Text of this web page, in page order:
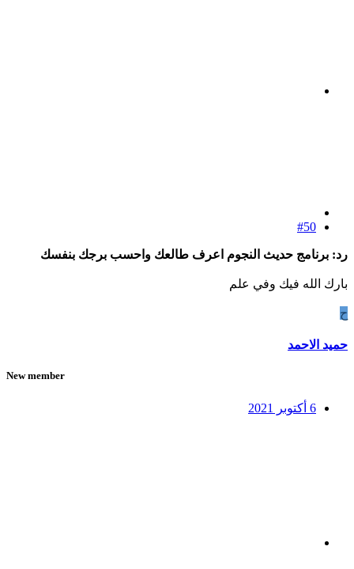
#50
رد: برنامج حديث النجوم اعرف طالعك واحسب برجك بنفسك
بارك الله فيك وفي علم
ح
حميد الاحمد
New member
6 أكتوبر 2021